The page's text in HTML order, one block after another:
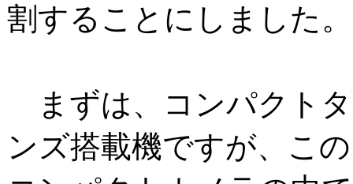
割することにしました。
まずは、コンパクト
ンズ搭載機ですが、こ